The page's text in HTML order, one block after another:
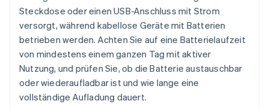
Steckdose oder einen USB-Anschluss mit Strom
versorgt, während kabellose Geräte mit Batterien
betrieben werden. Achten Sie auf eine Batterielaufzeit
von mindestens einem ganzen Tag mit aktiver
Nutzung, und prüfen Sie, ob die Batterie austauschbar
oder wiederaufladbar ist und wie lange eine
vollständige Aufladung dauert.